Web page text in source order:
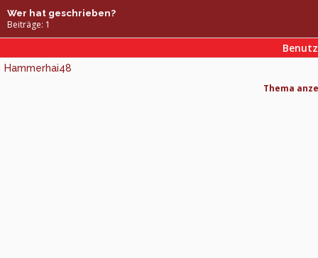
Wer hat geschrieben?
Beiträge: 1
Hammerhai48
Thema